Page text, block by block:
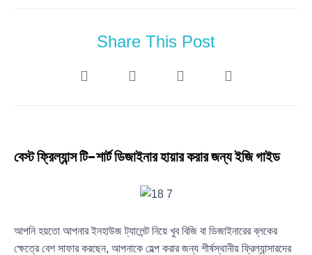
Share This Post
বেস্ট ফ্রিল্যান্স টি-শার্ট ডিজাইনার হায়ার করার জন্য ইজি গাইড
আপনি হয়তো আপনার ইনহাউজ ট্যালেন্ট নিয়ে খুব বিজি বা ডিজাইনারের ব্লকের
ক্ষেত্রে বেশ সাফার করছেন, আপনাকে হেল্প করার জন্য শীর্ষস্থানীয় ফ্রিল্যান্সারদের